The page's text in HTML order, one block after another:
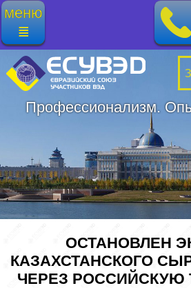
меню
≣
Профессионализм.
ОСТАНОВЛЕН
КАЗАХСТАНСКОГО
ЧЕРЕЗ РОССИЙСКУЮ